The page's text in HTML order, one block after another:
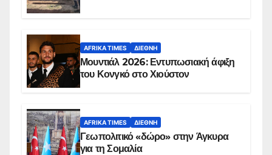
AFRIKA TIMES ΔΙΕΘΝΉ
Μουντιάλ 2026: Εντυπωσιακή άφιξη
του Κονγκό στο Χιούστον
AFRIKA TIMES ΔΙΕΘΝΉ
Γεωπολιτικό «δώρο» στην Άγκυρα
για τη Σομαλία